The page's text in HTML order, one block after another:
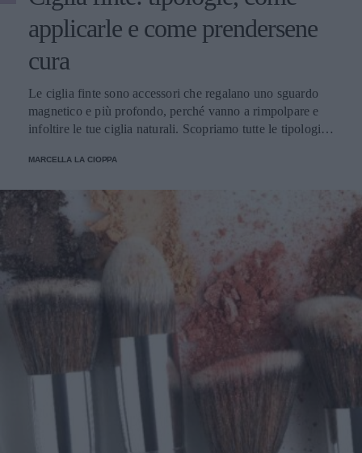
applicarle e come prendersene
cura
Le ciglia finte sono accessori che regalano uno sguardo
magnetico e più profondo, perché vanno a rimpolpare e
infoltire le tue ciglia naturali. Scopriamo tutte le tipologie,
MARCELLA LA CIOPPA